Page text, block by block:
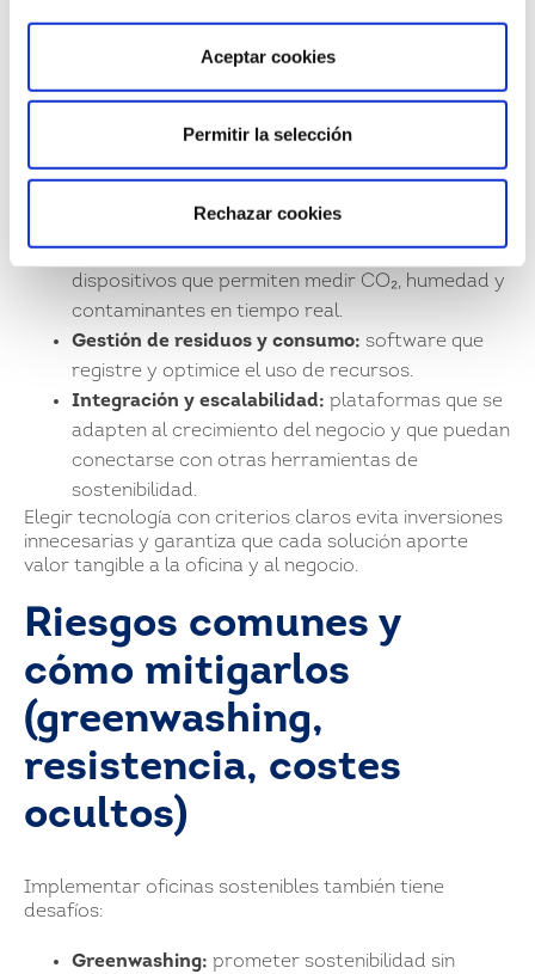
Aceptar cookies
Permitir la selección
Rechazar cookies
La tecnología es una aliada clave de las oficinas
sostenibles. Para elegir soluciones adecuadas,
Eficiencia energética:sistemas de control
sensores de ocupación.
Monitoreo de calidad del aire interior:
dispositivos que permiten medir CO₂, humedad y
contaminantes en tiempo real.
Gestión de residuos y consumo: software que
registre y optimice el uso de recursos.
Integración y escalabilidad: plataformas que se
adapten al crecimiento del negocio y que puedan
conectarse con otras herramientas de
sostenibilidad.
Elegir tecnología con criterios claros evita inversiones
innecesarias y garantiza que cada solución aporte
valor tangible a la oficina y al negocio.
Riesgos comunes y
cómo mitigarlos
(greenwashing,
resistencia, costes
ocultos)
Implementar oficinas sostenibles también tiene
desafíos:
Greenwashing: prometer sostenibilidad sin